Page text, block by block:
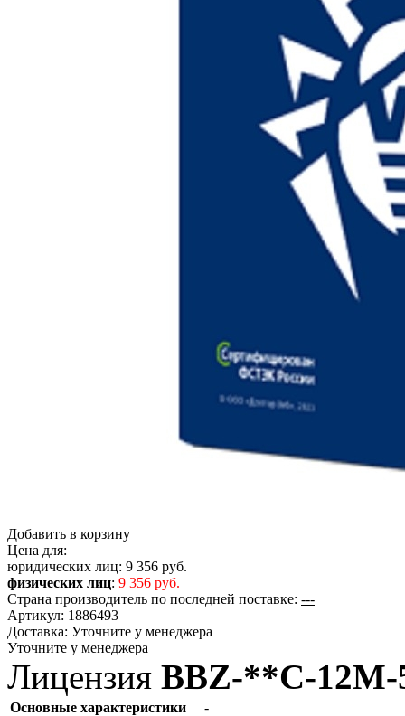
Добавить в корзину
Цена для:
юридических лиц: 9 356 руб.
физических лиц: 9 356 руб.
Страна производитель по последней поставке: ---
Артикул: 1886493
Доставка: Уточните у менеджера
Уточните у менеджера
Лицензия BBZ-**C-
Основные характеристики -